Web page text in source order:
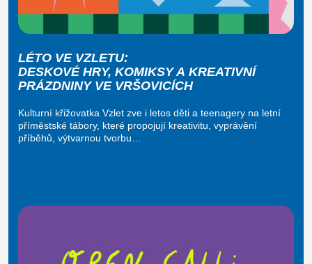
LÉTO VE VZLETU:
DESKOVÉ HRY, KOMIKSY A KREATIVNÍ
PRÁZDNINY VE VRŠOVICÍCH
Kulturní křižovatka Vzlet zve i letos děti a teenagery na letní
příměstské tábory, které propojují kreativitu, vyprávění
příběhů, výtvarnou tvorbu…